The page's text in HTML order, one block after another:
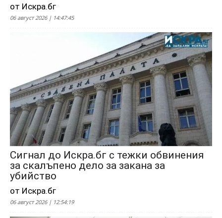
от Искра.бг
06 август 2026 | 14:47:45
Сигнал до Искра.бг с тежки обвинения
за скалъпено дело за закана за
убийство
от Искра.бг
06 август 2026 | 12:54:19